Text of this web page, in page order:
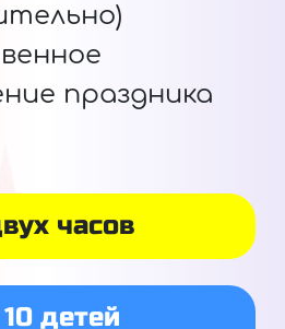
праздника
часов
детей